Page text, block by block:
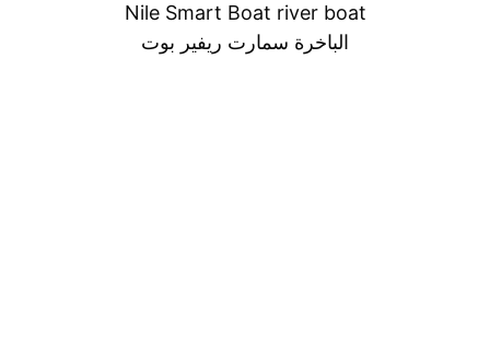
Nile Smart Boat river boat
الباخرة سمارت ريفير بوت